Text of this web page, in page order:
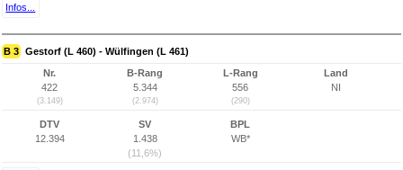
Infos...
B 3 Gestorf (L 460) - Wülfingen (L 461)
Nr.
422
(3.149)
B-Rang
5.344
(2.974)
L-Rang
556
(290)
Land
NI
DTV
12.394
SV
1.438
(11,6%)
BPL
WB*